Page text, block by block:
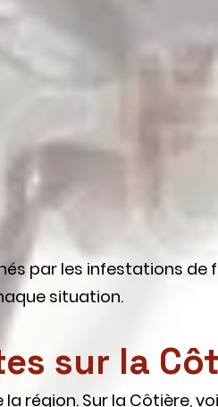
par les infestations de
situation.
sur la
région. Sur la Côtière,